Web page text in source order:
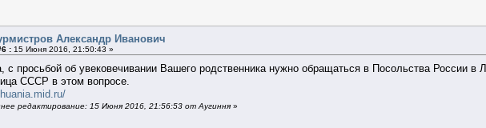
Александр Иванович
: 15 Июня 2016, 21:50:43 »
с просьбой об увековечивании Вашего родственника нужно обращаться в Посольства России
СССР в этом вопросе.
редактирование: 15 Июня 2016, 21:56:53 от Аугиння »